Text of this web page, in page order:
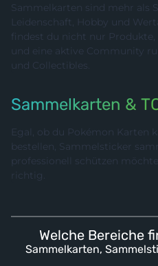
Sammelkarten sind mehr als
Leidenschaft, Hobby und
findest du nicht nur Produkte,
und eine aktive Community
und Collectibles.
Sammelkarten &
Egal, ob du Pokémon Karten
bestellen, Sammelsticker
professionell schützen
richtig.
Welche Bereiche
Sammelkarten,